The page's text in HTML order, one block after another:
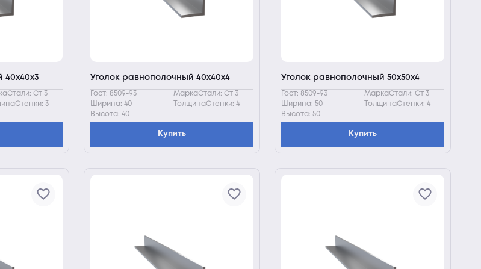
40х40х3
Ст 3
3
Уголок равнополочный 40х40х4
Гост: 8509-93
МаркаСтали: Ст 3
Ширина: 40
ТолщинаСтенки: 4
Высота: 40
Купить
Уголок равнополочный 50х50х4
Гост: 8509-93
МаркаСтали: Ст 3
Ширина: 50
ТолщинаСтенки: 4
Высота: 50
Купить